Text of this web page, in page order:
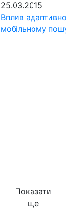
25.03.2015
Вплив
мобільному
Показати
ще